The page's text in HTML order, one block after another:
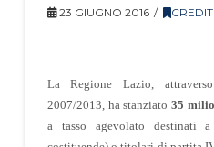
23 GIUGNO 2016
LaRegione Lazio,
2007/2013, ha stanziato35
a tasso agevolato destinati